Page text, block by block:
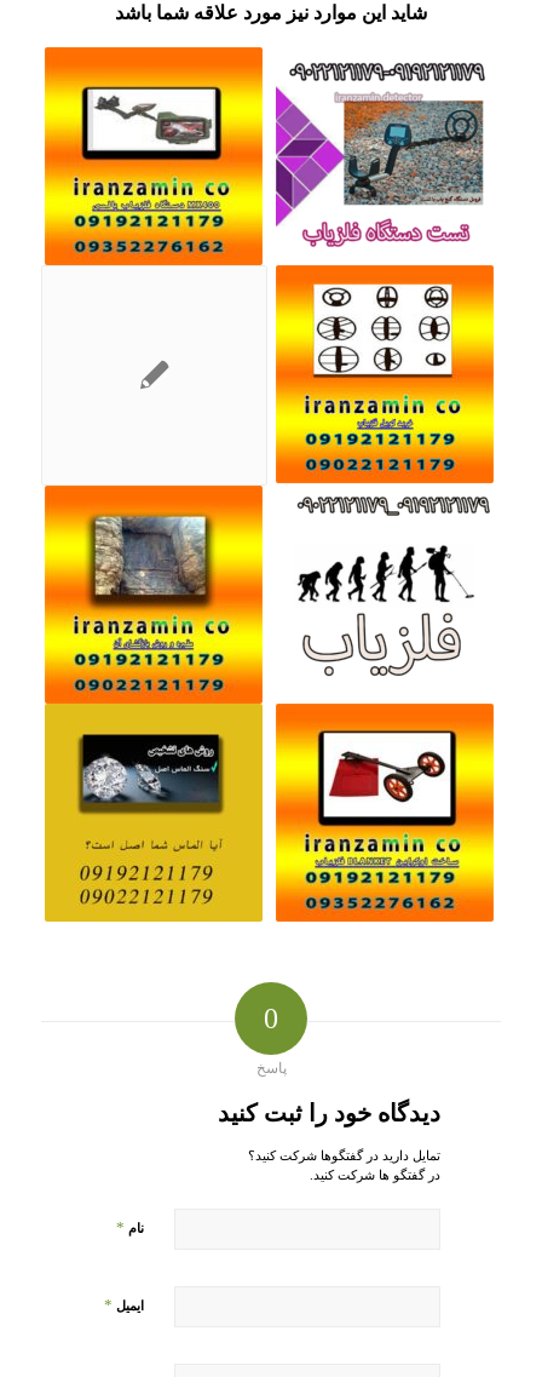
شاید این موارد نیز مورد علاقه شما باشد
0
پاسخ
دیدگاه خود را ثبت کنید
تمایل دارید در گفتگوها شرکت کنید؟
در گفتگو ها شرکت کنید.
نام *
ایمیل *